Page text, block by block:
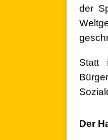
der
Statt
Der